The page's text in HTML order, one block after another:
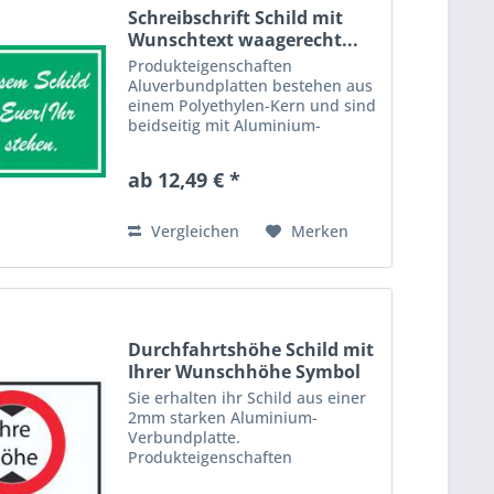
Schreibschrift Schild mit
Wunschtext waagerecht...
Produkteigenschaften
Aluverbundplatten bestehen aus
einem Polyethylen-Kern und sind
beidseitig mit Aluminium-
und schlagfest, extrem leicht,
ab 12,49 € *
Vergleichen Merken
Durchfahrtshöhe Schild mit
Ihrer Wunschhöhe Symbol
Sie erhalten ihr Schild aus einer
2mm starken Aluminium-
Verbundplatte.
Produkteigenschaften